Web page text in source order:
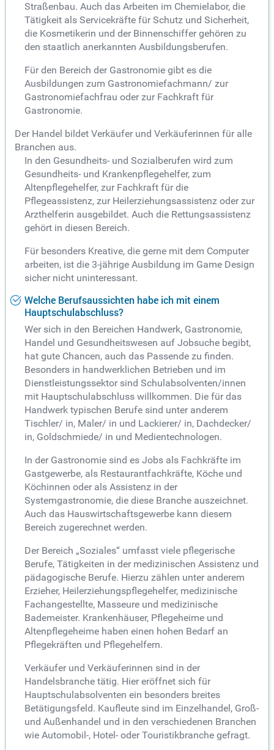
Straßenbau. Auch das Arbeiten im Chemielabor, die
Tätigkeit als Servicekräfte für Schutz und Sicherheit,
die Kosmetikerin und der Binnenschiffer gehören zu
den staatlich anerkannten Ausbildungsberufen.
Für den Bereich der Gastronomie gibt es die
Ausbildungen zum Gastronomiefachmann/ zur
Gastronomiefachfrau oder zur Fachkraft für
Gastronomie.
Der Handel bildet Verkäufer und Verkäuferinnen für alle
Branchen aus.
In den Gesundheits- und Sozialberufen wird zum
Gesundheits- und Krankenpflegehelfer, zum
Altenpflegehelfer, zur Fachkraft für die
Pflegeassistenz, zur Heilerziehungsassistenz oder zur
Arzthelferin ausgebildet. Auch die Rettungsassistenz
gehört in diesen Bereich.
Für besonders Kreative, die gerne mit dem Computer
arbeiten, ist die 3-jährige Ausbildung im Game Design
sicher nicht uninteressant.
Welche Berufsaussichten habe ich mit einem
Hauptschulabschluss?
Wer sich in den Bereichen Handwerk, Gastronomie,
Handel und Gesundheitswesen auf Jobsuche begibt,
hat gute Chancen, auch das Passende zu finden.
Besonders in handwerklichen Betrieben und im
Dienstleistungssektor sind Schulabsolventen/innen
mit Hauptschulabschluss willkommen. Die für das
Handwerk typischen Berufe sind unter anderem
Tischler/ in, Maler/ in und Lackierer/ in, Dachdecker/
in, Goldschmiede/ in und Medientechnologen.
In der Gastronomie sind es Jobs als Fachkräfte im
Gastgewerbe, als Restaurantfachkräfte, Köche und
Köchinnen oder als Assistenz in der
Systemgastronomie, die diese Branche auszeichnet.
Auch das Hauswirtschaftsgewerbe kann diesem
Bereich zugerechnet werden.
Der Bereich „Soziales“ umfasst viele pflegerische
Berufe, Tätigkeiten in der medizinischen Assistenz und
pädagogische Berufe. Hierzu zählen unter anderem
Erzieher, Heilerziehungspflegehelfer, medizinische
Fachangestellte, Masseure und medizinische
Bademeister. Krankenhäuser, Pflegeheime und
Altenpflegeheime haben einen hohen Bedarf an
Pflegekräften und Pflegehelfern.
Verkäufer und Verkäuferinnen sind in der
Handelsbranche tätig. Hier eröffnet sich für
Hauptschulabsolventen ein besonders breites
Betätigungsfeld. Kaufleute sind im Einzelhandel, Groß-
und Außenhandel und in den verschiedenen Branchen
wie Automobil-, Hotel- oder Touristikbranche gefragt.